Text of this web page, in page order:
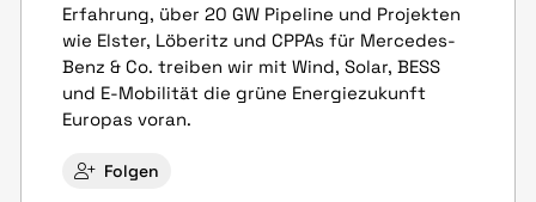
Erfahrung, über 20 GW Pipeline und Projekten
wie Elster, Löberitz und CPPAs für Mercedes-
Benz & Co. treiben wir mit Wind, Solar, BESS
und E-Mobilität die grüne Energiezukunft
Europas voran.
Folgen